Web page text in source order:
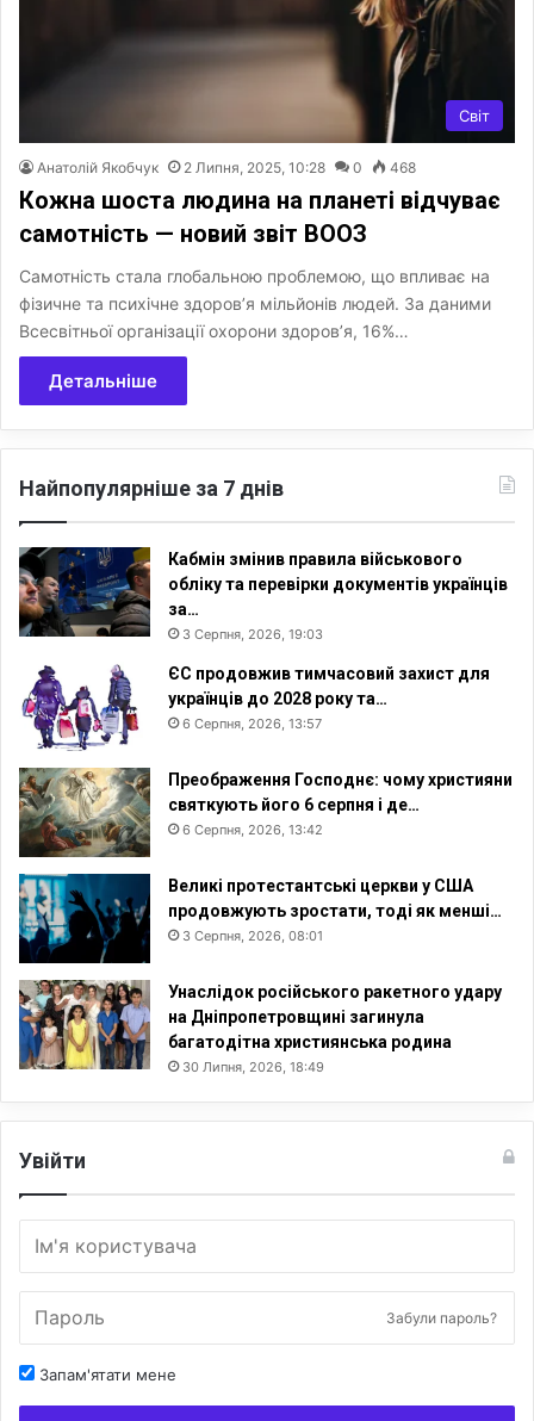
Світ
Анатолій Якобчук 2 Липня, 2025, 10:28 0 468
Кожна шоста людина на планеті відчуває
самотність — новий звіт ВООЗ
Самотність стала глобальною проблемою, що впливає на
фізичне та психічне здоров’я мільйонів людей. За даними
Всесвітньої організації охорони здоров’я, 16%…
Детальніше
Найпопулярніше за 7 днів
Кабмін змінив правила військового
обліку та перевірки документів українців
за…
3 Серпня, 2026, 19:03
ЄС продовжив тимчасовий захист для
українців до 2028 року та…
6 Серпня, 2026, 13:57
Преображення Господнє: чому християни
святкують його 6 серпня і де…
6 Серпня, 2026, 13:42
Великі протестантські церкви у США
продовжують зростати, тоді як менші…
3 Серпня, 2026, 08:01
Унаслідок російського ракетного удару
на Дніпропетровщині загинула
багатодітна християнська родина
30 Липня, 2026, 18:49
Увійти
Забули пароль?
Запам'ятати мене